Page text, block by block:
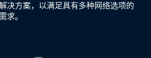
决方案，以满足具有多种网络选项的
求。